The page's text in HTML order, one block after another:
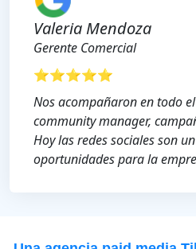
Valeria Mendoza
Gerente Comercial
⭐⭐⭐⭐⭐
Nos acompañaron en todo
community manager,
Hoy las redes sociales son
oportunidades para la